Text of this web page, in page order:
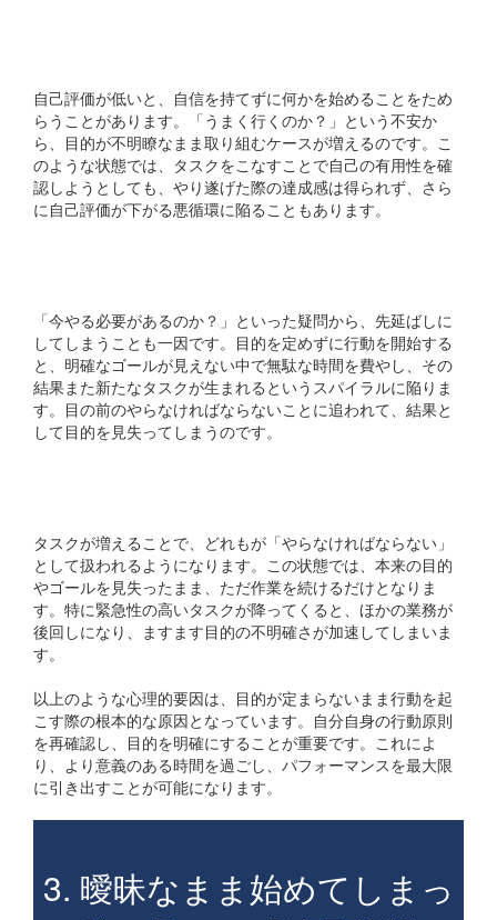
自己評価が低いと、自信を持てずに何かを始めることをため
らうことがあります。「うまく行くのか？」という不安か
ら、目的が不明瞭なまま取り組むケースが増えるのです。こ
のような状態では、タスクをこなすことで自己の有用性を確
認しようとしても、やり遂げた際の達成感は得られず、さら
に自己評価が下がる悪循環に陥ることもあります。
「今やる必要があるのか？」といった疑問から、先延ばしに
してしまうことも一因です。目的を定めずに行動を開始する
と、明確なゴールが見えない中で無駄な時間を費やし、その
結果また新たなタスクが生まれるというスパイラルに陥りま
す。目の前のやらなければならないことに追われて、結果と
して目的を見失ってしまうのです。
タスクが増えることで、どれもが「やらなければならない」
として扱われるようになります。この状態では、本来の目的
やゴールを見失ったまま、ただ作業を続けるだけとなりま
す。特に緊急性の高いタスクが降ってくると、ほかの業務が
後回しになり、ますます目的の不明確さが加速してしまいま
す。
以上のような心理的要因は、目的が定まらないまま行動を起
こす際の根本的な原因となっています。自分自身の行動原則
を再確認し、目的を明確にすることが重要です。これによ
り、より意義のある時間を過ごし、パフォーマンスを最大限
に引き出すことが可能になります。
3. 曖昧なまま始めてしまっ